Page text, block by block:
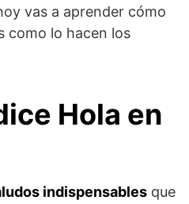
vas a aprender cómo
como lo hacen los
Hola en
indispensables que